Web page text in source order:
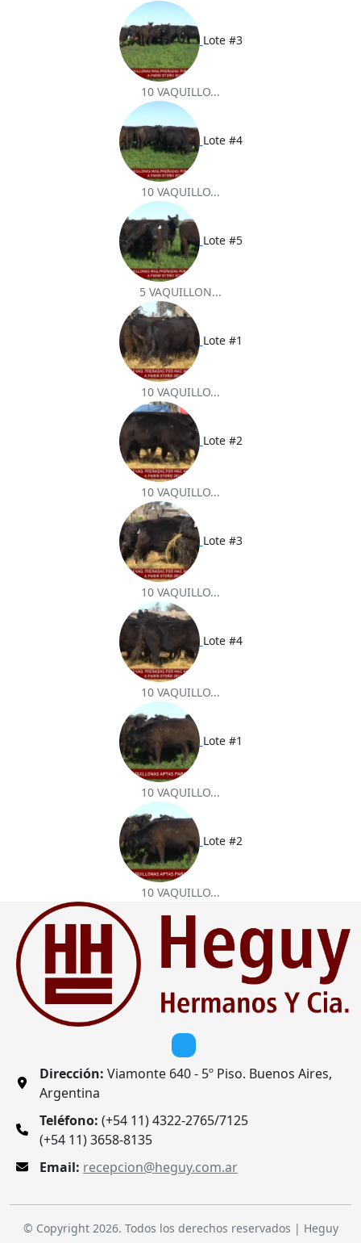
Lote #3
10 VAQUILLO...
Lote #4
10 VAQUILLO...
Lote #5
5 VAQUILLON...
Lote #1
10 VAQUILLO...
Lote #2
10 VAQUILLO...
Lote #3
10 VAQUILLO...
Lote #4
10 VAQUILLO...
Lote #1
10 VAQUILLO...
Lote #2
10 VAQUILLO...
Dirección: Viamonte 640 - 5º Piso. Buenos Aires,
Argentina
Teléfono: (+54 11) 4322-2765/7125
(+54 11) 3658-8135
Email: recepcion@heguy.com.ar
© Copyright 2026. Todos los derechos reservados | Heguy